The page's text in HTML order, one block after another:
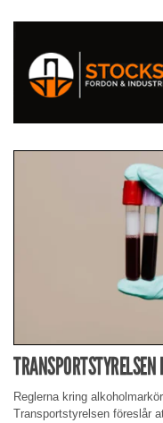
Reglerna kring
Transportstyrelsen föreslår